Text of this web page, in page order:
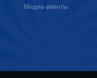
Медиа-ивенты